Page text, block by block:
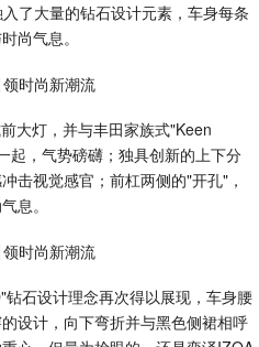
了大量的钻石设计元素，车身每条
尚气息。
大灯，并与丰田家族式"Keen
起，气势磅礴；独具创新的上下分
击视觉感官；前杠两侧的"开孔"，
息。
石设计理念再次得以展现，车身腰
设计，向下弯折并与黑色侧裙相呼